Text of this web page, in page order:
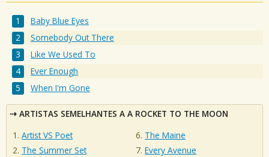
Baby Blue Eyes
Somebody Out There
Like We Used To
Ever Enough
When I'm Gone
ARTISTAS SEMELHANTES A A ROCKET TO THE MOON
Artist VS Poet
The Summer Set
The Maine
Every Avenue